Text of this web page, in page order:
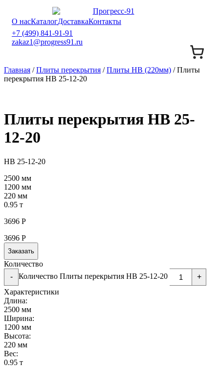
О насКаталогДоставкаКонтакты
+7 (499) 841-91-91
zakaz1@progress91.ru
Главная /Плиты перекрытия /Плиты НВ (220мм) / Плиты
перекрытия НВ 25-12-20
Плиты перекрытия НВ 25-
12-20
НВ 25-12-20
2500 мм
1200 мм
220 мм
0.95 т
3696 Р
3696 Р
Заказать
Количество
-
Количество Плиты перекрытия НВ 25-12-20
+
Характеристики
Длина:
2500 мм
Ширина:
1200 мм
Высота:
220 мм
Вес:
0.95 т